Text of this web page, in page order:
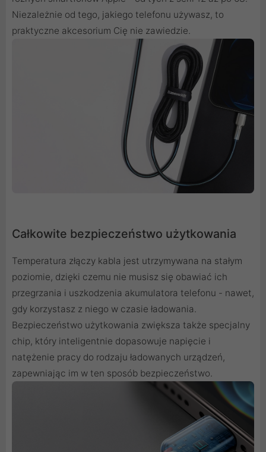
Niezależnie od tego, jakiego telefonu używasz, to
praktyczne akcesorium Cię nie zawiedzie.
Całkowite bezpieczeństwo użytkowania
Temperatura złączy kabla jest utrzymywana na stałym
poziomie, dzięki czemu nie musisz się obawiać ich
przegrzania i uszkodzenia akumulatora telefonu - nawet,
gdy korzystasz z niego w czasie ładowania.
Bezpieczeństwo użytkowania zwiększa także specjalny
chip, który inteligentnie dopasowuje napięcie i
natężenie pracy do rodzaju ładowanych urządzeń,
zapewniając im w ten sposób bezpieczeństwo.